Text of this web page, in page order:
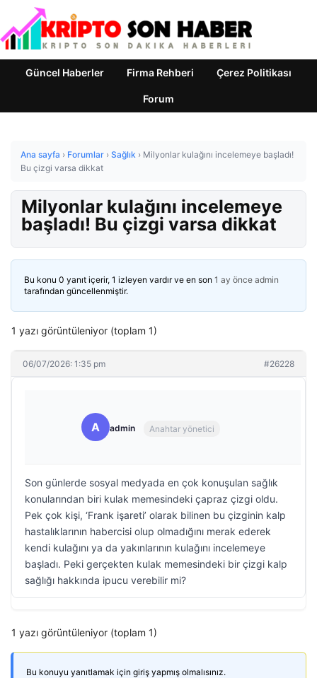
Güncel Haberler Firma Rehberi Çerez Politikası
Forum
Ana sayfa › Forumlar › Sağlık › Milyonlar kulağını incelemeye başladı!
Bu çizgi varsa dikkat
Milyonlar kulağını incelemeye
başladı! Bu çizgi varsa dikkat
Bu konu 0 yanıt içerir, 1 izleyen vardır ve en son 1 ay önce admin
tarafından güncellenmiştir.
1 yazı görüntüleniyor (toplam 1)
06/07/2026: 1:35 pm #26228
A admin Anahtar yönetici
Son günlerde sosyal medyada en çok konuşulan sağlık
konularından biri kulak memesindeki çapraz çizgi oldu.
Pek çok kişi, ‘Frank işareti’ olarak bilinen bu çizginin kalp
hastalıklarının habercisi olup olmadığını merak ederek
kendi kulağını ya da yakınlarının kulağını incelemeye
başladı. Peki gerçekten kulak memesindeki bir çizgi kalp
sağlığı hakkında ipucu verebilir mi?
1 yazı görüntüleniyor (toplam 1)
Bu konuyu yanıtlamak için giriş yapmış olmalısınız.